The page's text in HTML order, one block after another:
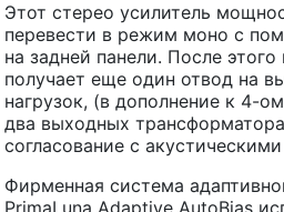
Этот стерео усилитель
перевести в режим моно с
на задней панели. После
получает еще один отвод на
нагрузок, (в дополнение к 4-
два выходных
согласование с
Фирменная система